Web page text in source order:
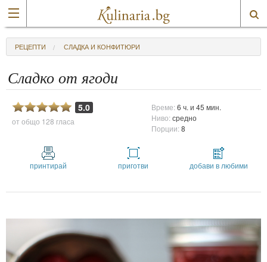
РЕЦЕПТИ СЛАДКА И КОНФИТЮРИ
Сладко от ягоди
5.0
от общо 128 гласа
Време:6 ч. и 45 мин.
Ниво:средно
Порции:8
принтирай приготви добави в любими